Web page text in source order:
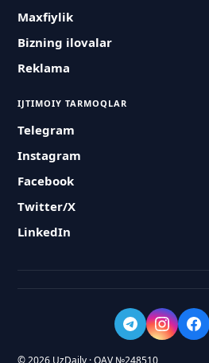
Maxfiylik
Bizning ilovalar
Reklama
IJTIMOIY TARMOQLAR
Telegram
Instagram
Facebook
Twitter/X
LinkedIn
© 2026 UzDaily · OAV №248510